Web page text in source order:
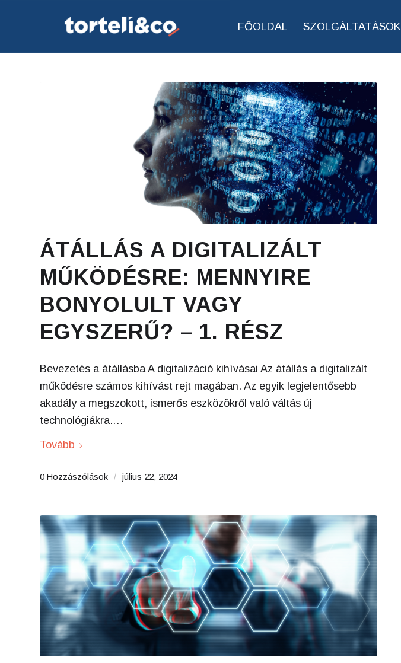
FŐOLDAL SZOLGÁLTATÁSOK
ÁTÁLLÁS A DIGITALIZÁLT
MŰKÖDÉSRE: MENNYIRE
BONYOLULT VAGY
EGYSZERŰ? – 1. RÉSZ
Bevezetés a átállásba A digitalizáció kihívásai Az átállás a digitalizált
működésre számos kihívást rejt magában. Az egyik legjelentősebb
akadály a megszokott, ismerős eszközökről való váltás új
technológiákra.…
Tovább
0 Hozzászólások / július 22, 2024